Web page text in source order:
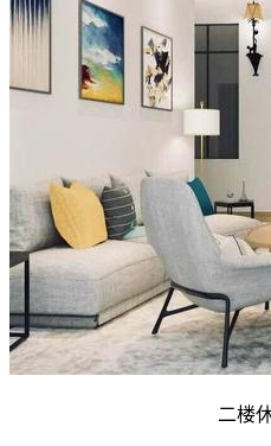
二楼